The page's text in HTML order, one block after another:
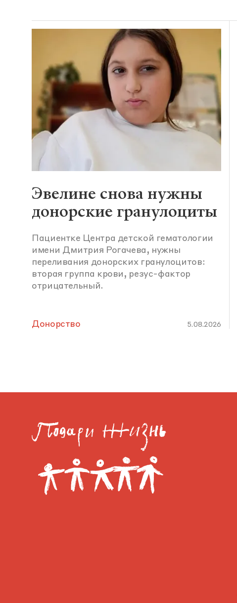
Эвелине снова нужны
донорские гранулоциты
Пациентке Центра детской гематологии
имени Дмитрия Рогачева, нужны
переливания донорских гранулоцитов:
вторая группа крови, резус-фактор
отрицательный.
Донорство 5.08.2026